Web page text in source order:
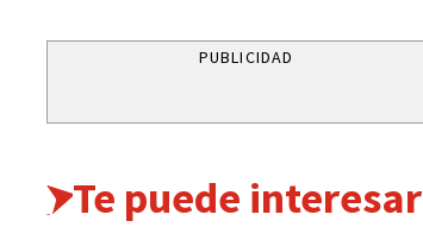
PUBLICIDAD
Te puede interesar